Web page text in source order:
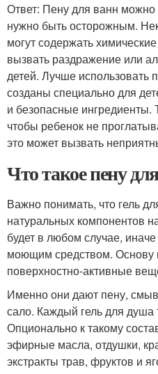
Ответ: Пену для ванн можно
нужно быть осторожным.
могут содержать
вызвать раздражение или
детей. Лучше использовать
созданы специально для
и безопасные ингредиенты.
чтобы ребенок не
это может вызвать
Что такое пену
Важно понимать, что гель
натуральных компонентов
будет в любом случае,
моющим средством. Основу
поверхностно-активные
Именно они дают пену,
сало. Каждый гель для душа
Опционально к такому
эфирные масла, отдушки,
экстракты трав, фруктов и